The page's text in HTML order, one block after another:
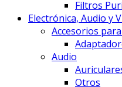
Filtros
Electrónica, Audio y
Accesorios
Audio
Otros